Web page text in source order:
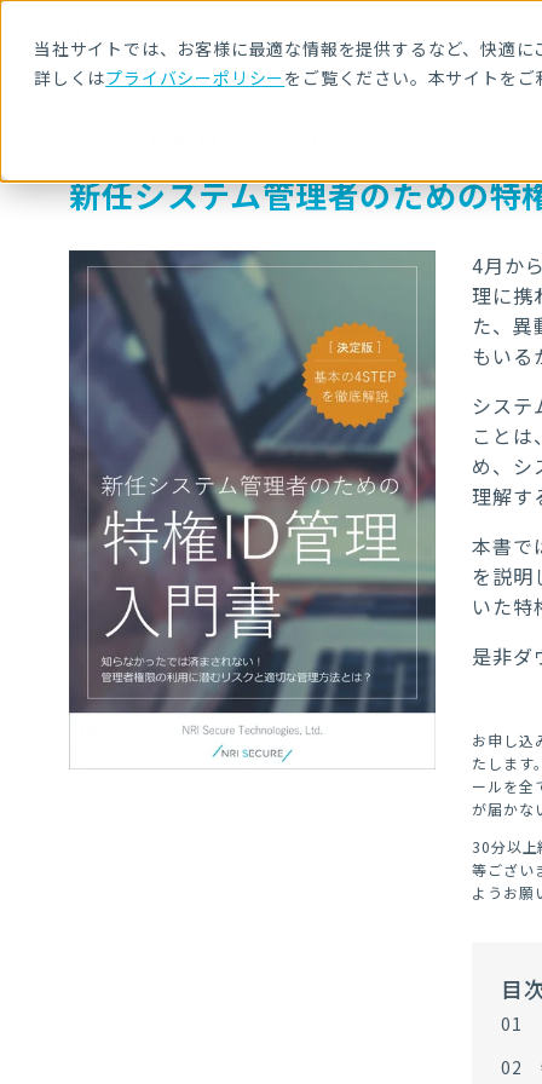
当社サイトでは、お客様に最適な情報を提供するなど、快適
詳しくはプライバシーポリシーをご覧ください。本サイトを
新任システム管理者のための特
4月か
理に携
た、異
もいる
システ
ことは
め、シ
理解す
本書で
を説明
いた特
是非ダ
お申し込
たします
ールを全
が届かな
30分以上
等ござい
ようお願
目
01
02